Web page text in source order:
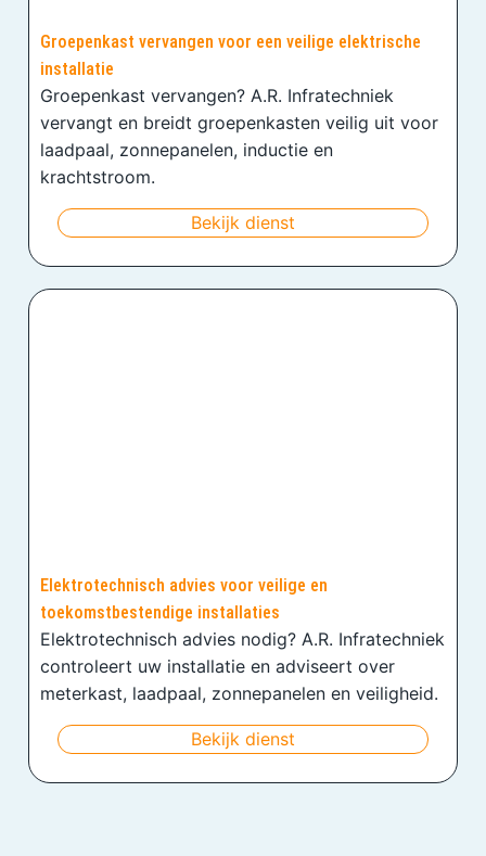
Groepenkast vervangen voor een veilige elektrische
installatie
Groepenkast vervangen? A.R. Infratechniek
vervangt en breidt groepenkasten veilig uit voor
laadpaal, zonnepanelen, inductie en
krachtstroom.
Bekijk dienst
Elektrotechnisch advies voor veilige en
toekomstbestendige installaties
Elektrotechnisch advies nodig? A.R. Infratechniek
controleert uw installatie en adviseert over
meterkast, laadpaal, zonnepanelen en veiligheid.
Bekijk dienst